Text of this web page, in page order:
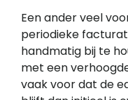
Een ander veel
periodieke
handmatig bij te
met een
vaak voor dat de